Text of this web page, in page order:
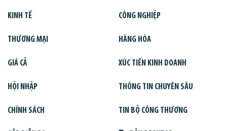
KINH TẾ CÔNG NGHIỆP
THƯƠNG MẠI HÀNG HÓA
GIÁ CẢ XÚC TIẾN KINH DOANH
HỘI NHẬP THÔNG TIN CHUYÊN SÂU
CHÍNH SÁCH TIN BỘ CÔNG THƯƠNG